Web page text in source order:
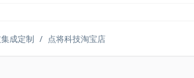
成定制 点将科技淘宝店